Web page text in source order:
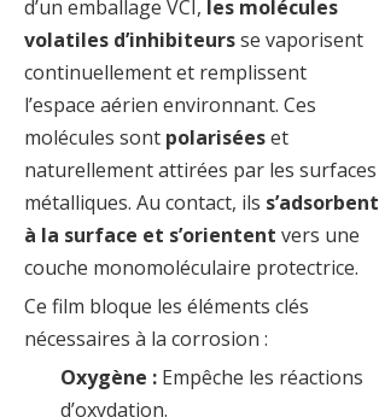
d’un emballage VCI, les molécules
volatiles d’inhibiteursse vaporisent
continuellement et remplissent
l’espace aérien environnant. Ces
molécules sont polariséeset
naturellement attirées par les surfaces
métalliques. Au contact, ils s’adsorbent
à la surface et s’orientent vers une
couche monomoléculaire protectrice.
Ce film bloque les éléments clés
nécessaires à la corrosion :
Oxygène : Empêche les réactions
d’oxydation.